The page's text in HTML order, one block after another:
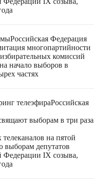
Российская Федерация
многопартийности
комиссий
начало выборов в
частях
телеэфираРоссийская
выборам в три раза
на пятой
выборам депутатов
Федерации IX созыва,